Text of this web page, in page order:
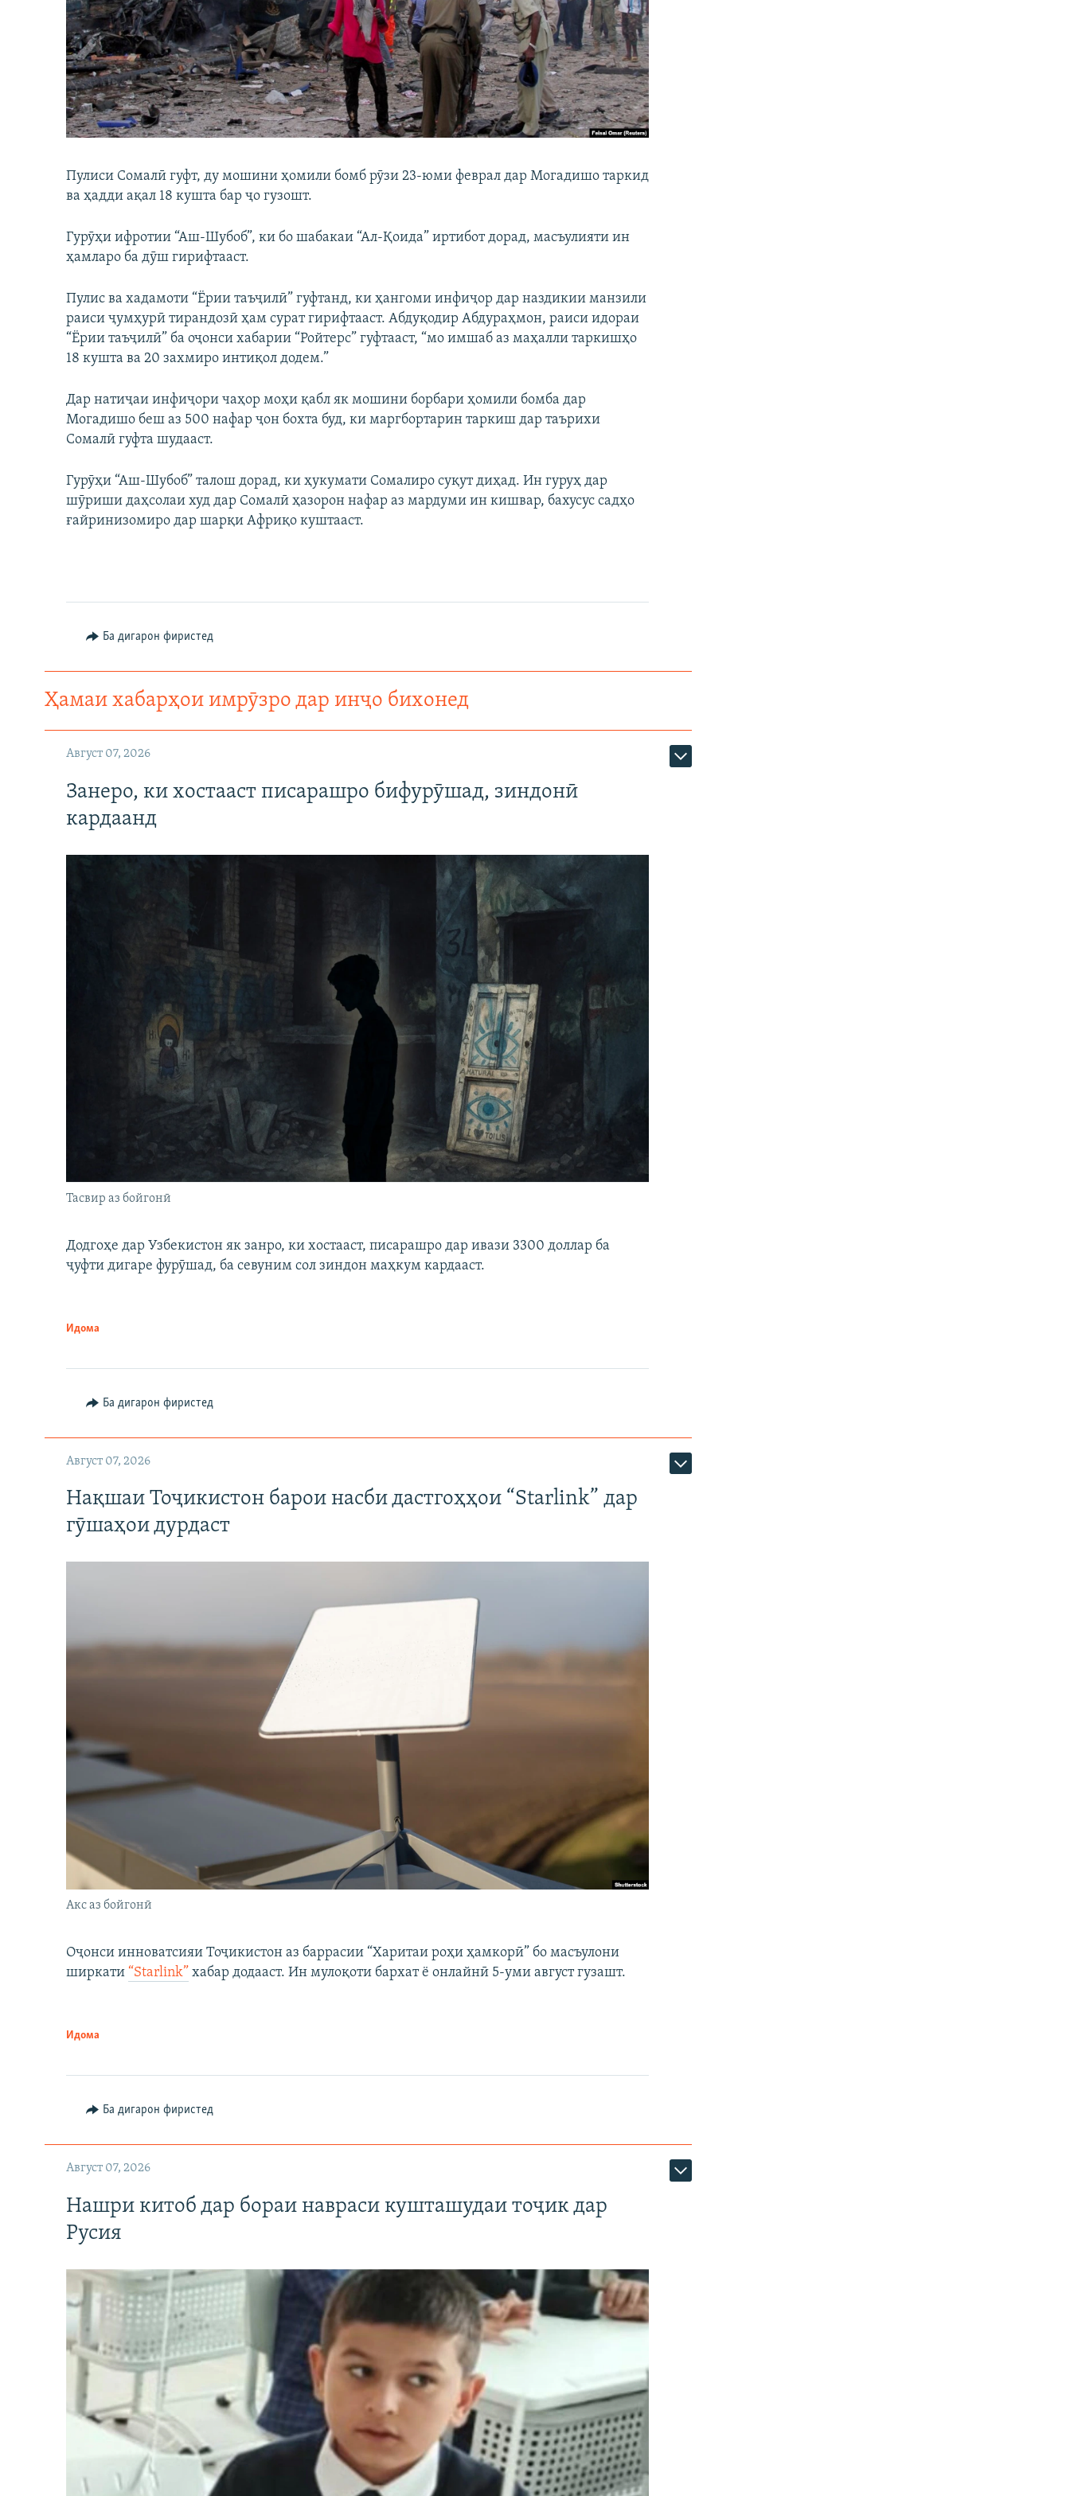
Пулиси Сомалӣ гуфт, ду мошини ҳомили бомб рӯзи 23-юми феврал дар Могадишо таркид
ва ҳадди ақал 18 кушта бар ҷо гузошт.
Гурӯҳи ифротии “Аш-Шубоб”, ки бо шабакаи “Ал-Қоида” иртибот дорад, масъулияти ин
ҳамларо ба дӯш гирифтааст.
Пулис ва хадамоти “Ёрии таъҷилӣ” гуфтанд, ки ҳангоми инфиҷор дар наздикии манзили
раиси ҷумҳурӣ тирандозӣ ҳам сурат гирифтааст. Абдуқодир Абдураҳмон, раиси идораи
“Ёрии таъҷилӣ” ба оҷонси хабарии “Ройтерс” гуфтааст, “мо имшаб аз маҳалли таркишҳо
18 кушта ва 20 захмиро интиқол додем.”
Дар натиҷаи инфиҷори чаҳор моҳи қабл як мошини борбари ҳомили бомба дар
Могадишо беш аз 500 нафар ҷон бохта буд, ки маргбортарин таркиш дар таърихи
Сомалӣ гуфта шудааст.
Гурӯҳи “Аш-Шубоб” талош дорад, ки ҳукумати Сомалиро суқут диҳад. Ин гуруҳ дар
шӯриши даҳсолаи худ дар Сомалӣ ҳазорон нафар аз мардуми ин кишвар, бахусус садҳо
ғайринизомиро дар шарқи Африқо куштааст.
Ба дигарон фиристед
Ҳамаи хабарҳои имрӯзро дар инҷо бихонед
Август 07, 2026
Занеро, ки хостааст писарашро бифурӯшад, зиндонӣ
кардаанд
Тасвир аз бойгонӣ
Додгоҳе дар Узбекистон як занро, ки хостааст, писарашро дар ивази 3300 доллар ба
ҷуфти дигаре фурӯшад, ба севуним сол зиндон маҳкум кардааст.
Идома
Ба дигарон фиристед
Август 07, 2026
Нақшаи Тоҷикистон барои насби дастгоҳҳои “Starlink” дар
гӯшаҳои дурдаст
Акс аз бойгонӣ
Оҷонси инноватсияи Тоҷикистон аз баррасии “Харитаи роҳи ҳамкорӣ” бо масъулони
ширкати “Starlink” хабар додааст. Ин мулоқоти бархат ё онлайнӣ 5-уми август гузашт.
Идома
Ба дигарон фиристед
Август 07, 2026
Нашри китоб дар бораи навраси кушташудаи тоҷик дар
Русия